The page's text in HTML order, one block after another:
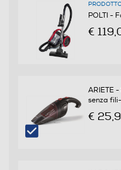
Tipo di regolazione
Elettronica
Regolatore di potenza
Risparmio energetico
POLTI -
€
ARIETE
senza
€